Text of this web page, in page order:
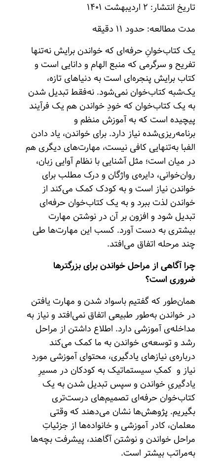
تاریخ انتشار: ۲ اردیبهشت ۱۴۰۱
مدت مطالعه: حدود ۱۱ دقیقه
یک کتاب‌خوانِ حرفه‌ای که خواندن برایش نه‌تنها
تفریح و سرگرمی که منبع الهام و دانایی است و
کتاب برایش پنجره‌ای است به دنیاهای تازه،
یک‌شبه کتاب‌خوان نمی‌شود. نه‌فقط تبدیل شدن
به یک کتاب‌خوان که خودِ خواندن هم یک فرآیند
پیچیده است که به آموزش منظم و
برنامه‌ریزی‌شده نیاز دارد. برای خواندن، یاد دادن
الفبا به‌تنهایی کافی نیست، مهارت‌های دیگری هم
در میان است؛ مثل آشنایی با نظام آوایی زبان،
روان‌خوانی، دایره‌ی واژگان و درک مطلب برای
خواندن نیاز است و به کودک کمک می‌کند از
خواندن لذت ببرد و به یک کتاب‌خوان حرفه‌ای
تبدیل شود و افزون بر آن در نوشتن مهارت
بیشتری به دست آورد. کسب این مهارت‌ها طی
چند مرحله اتفاق می‌افتد.
چرا آگاهی از مراحل خواندن برای بزرگترها
ضروری است؟
همان‌طور که گفتیم باسواد شدن و مهارت یافتن
در خواندن به‌طور طبیعی اتفاق نمی‌افتد و نیاز به
مداخله‌ی آموزشی دارد. اطلاع داشتن از مراحل
رشد و توسعه‌ی خواندن به ما کمک می‌کند
درباره‌ی نیازهای یادگیری، محتوای آموزشی مورد
نیاز و کمکِ سیستماتیک به کودکان در مسیرِ
یادگیریِ خواندن و سپس تبدیل شدن به یک
کتاب‌خوان حرفه‌ای تصمیم‌های درست‌تری
بگیریم. پژوهش‌ها نشان می‌دهند که وقتی
معلمان، کادر آموزشی و خانواده‌ها از جزئیاتِ
مراحل خواندن و نوشتن آگاهند، پیشرفت بچه‌ها
به‌مراتب بیشتر است.